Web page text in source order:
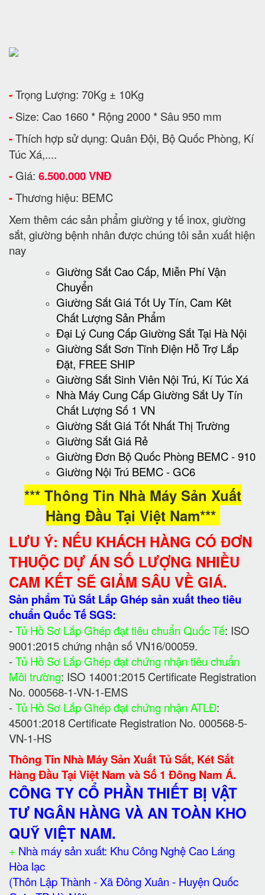
-Trọng Lượng: 70Kg ± 10Kg
- Size: Cao 1660 * Rộng 2000 * Sâu 950 mm
-Thích hợp sử dụng: Quân Đội, Bộ Quốc Phòng, Kí
Túc Xá,....
- Giá: 6.500.000 VNĐ
-Thương hiệu: BEMC
Xem thêm các sản phẩm giường y tế inox, giường
sắt, giường bệnh nhân được chúng tôi sản xuất hiện
nay
Giường Sắt Cao Cấp, Miễn Phí Vận
Chuyển
Giường Sắt Giá Tốt Uy Tín, Cam Kêt
Chất Lượng Sản Phẩm
Đại Lý Cung Cấp Giường Sắt Tại Hà Nội
Giường Sắt Sơn Tĩnh Điện Hỗ Trợ Lắp
Đặt, FREE SHIP
Giường Sắt Sinh Viên Nội Trú, Kí Túc Xá
Nhà Máy Cung Cấp Giường Sắt Uy Tín
Chất Lượng Số 1 VN
Giường Sắt Giá Tốt Nhất Thị Trường
Giường Sắt Giá Rẻ
Giường Đơn Bộ Quốc Phòng BEMC - 910
Giường Nội Trú BEMC - GC6
*** Thông Tin Nhà Máy Sản Xuất
Hàng Đầu Tại Việt Nam***
LƯU Ý: NẾU KHÁCH HÀNG CÓ ĐƠN
THUỘC DỰ ÁN SỐ LƯỢNG NHIỀU
CAM KẾT SẼ GIẢM SÂU VỀ GIÁ.
Sản phẩm Tủ Sắt Lắp Ghép sản xuất theo tiêu
chuẩn Quốc Tế SGS:
-Tủ Hồ Sơ Lắp Ghép đạt tiêu chuẩn Quốc Tế: ISO
9001:2015 chứng nhận số VN16/00059.
-Tủ Hồ Sơ Lắp Ghép đạt chứng nhận tiêu chuẩn
Môi trường: ISO 14001:2015 Certificate Registration
No. 000568-1-VN-1-EMS
-Tủ Hồ Sơ Lắp Ghép đạt chứng nhận ATLĐ:
45001:2018 Certificate Registration No. 000568-5-
VN-1-HS
Thông Tin Nhà Máy Sản Xuất Tủ Sắt, Két Sắt
Hàng Đầu Tại Việt Nam và Số 1 Đông Nam Á.
CÔNG TY CỔ PHẦN THIẾT BỊ VẬT
TƯ NGÂN HÀNG VÀ AN TOÀN KHO
QUỸ VIỆT NAM.
+ Nhà máy sản xuất: Khu Công Nghệ Cao Láng
Hòa lạc
(Thôn Lập Thành - Xã Đông Xuân - Huyện Quốc